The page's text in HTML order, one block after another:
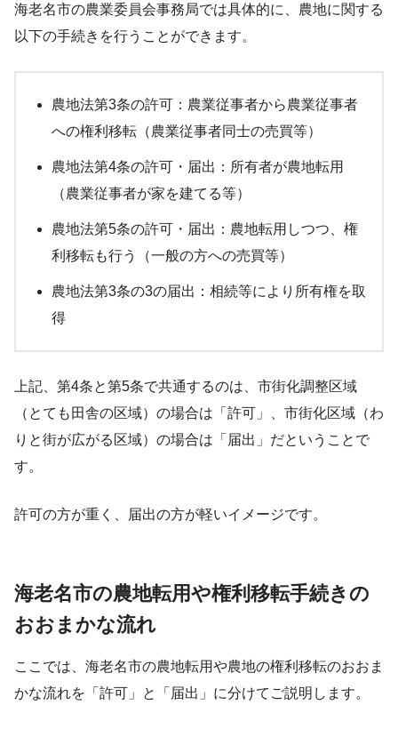
海老名市の農業委員会事務局では具体的に、農地に関する
以下の手続きを行うことができます。
農地法第3条の許可：農業従事者から農業従事者
への権利移転（農業従事者同士の売買等）
農地法第4条の許可・届出：所有者が農地転用
（農業従事者が家を建てる等）
農地法第5条の許可・届出：農地転用しつつ、権
利移転も行う（一般の方への売買等）
農地法第3条の3の届出：相続等により所有権を取
得
上記、第4条と第5条で共通するのは、市街化調整区域
（とても田舎の区域）の場合は「許可」、市街化区域（わ
りと街が広がる区域）の場合は「届出」だということで
す。
許可の方が重く、届出の方が軽いイメージです。
海老名市の農地転用や権利移転手続きの
おおまかな流れ
ここでは、海老名市の農地転用や農地の権利移転のおおま
かな流れを「許可」と「届出」に分けてご説明します。